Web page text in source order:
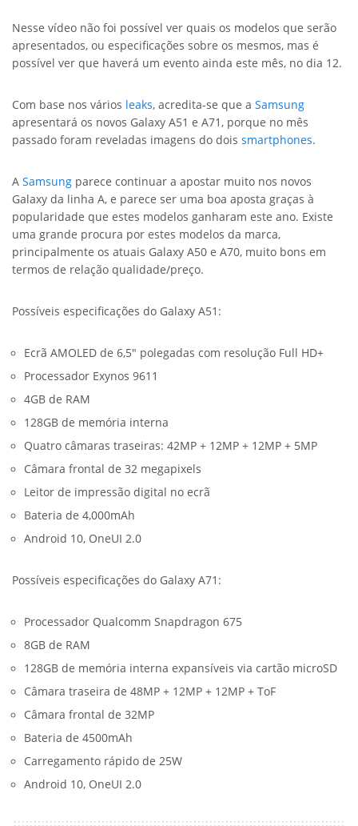
Nesse vídeo não foi possível ver quais os modelos que serão
apresentados, ou especificações sobre os mesmos, mas é
possível ver que haverá um evento ainda este mês, no dia 12.
Com base nos vários leaks, acredita-se que a Samsung
apresentará os novos Galaxy A51 e A71, porque no mês
passado foram reveladas imagens do dois smartphones.
A Samsung parece continuar a apostar muito nos novos
Galaxy da linha A, e parece ser uma boa aposta graças à
popularidade que estes modelos ganharam este ano. Existe
uma grande procura por estes modelos da marca,
principalmente os atuais Galaxy A50 e A70, muito bons em
termos de relação qualidade/preço.
Possíveis especificações do Galaxy A51:
Ecrã AMOLED de 6,5″ polegadas com resolução Full HD+
Processador Exynos 9611
4GB de RAM
128GB de memória interna
Quatro câmaras traseiras: 42MP + 12MP + 12MP + 5MP
Câmara frontal de 32 megapixels
Leitor de impressão digital no ecrã
Bateria de 4,000mAh
Android 10, OneUI 2.0
Possíveis especificações do Galaxy A71:
Processador Qualcomm Snapdragon 675
8GB de RAM
128GB de memória interna expansíveis via cartão microSD
Câmara traseira de 48MP + 12MP + 12MP + ToF
Câmara frontal de 32MP
Bateria de 4500mAh
Carregamento rápido de 25W
Android 10, OneUI 2.0